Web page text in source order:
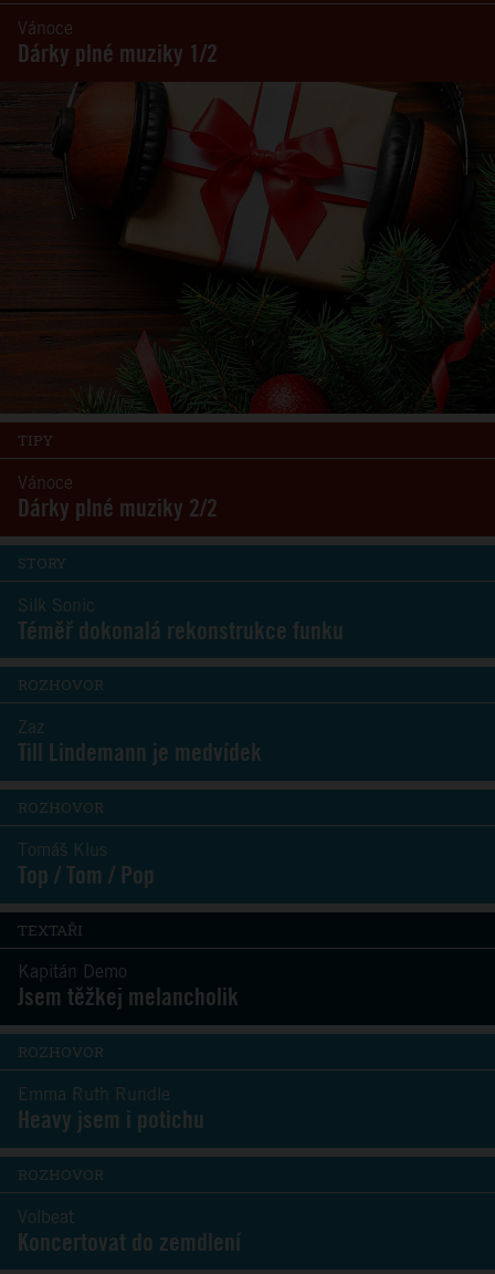
Vánoce
Dárky plné muziky 1/2
TIPY
Vánoce
Dárky plné muziky 2/2
STORY
Silk Sonic
Téměř dokonalá rekonstrukce funku
ROZHOVOR
Zaz
Till Lindemann je medvídek
ROZHOVOR
Tomáš Klus
Top / Tom / Pop
TEXTAŘI
Kapitán Demo
Jsem těžkej melancholik
ROZHOVOR
Emma Ruth Rundle
Heavy jsem i potichu
ROZHOVOR
Volbeat
Koncertovat do zemdlení